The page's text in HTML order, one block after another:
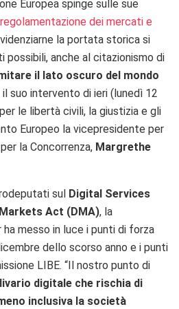
Europea spinge sulle sue
dei mercati e
la portata storica si
anche al citazionismo di
il lato oscuro del mondo
suo intervento di ieri (lunedì 12
le libertà civili, la giustizia e gli
Europeo la vicepresidente per
la Concorrenza, Margrethe
sul Digital Services
Act (DMA), la
messo in luce i punti di forza
dello scorso anno e i punti
LIBE. “Il nostro punto di
digitale che rischia di
inclusiva la società